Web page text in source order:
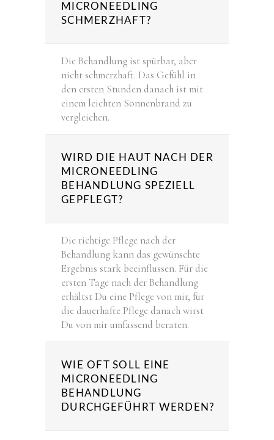
MICRONEEDLING
SCHMERZHAFT?
Die Behandlung ist spürbar, aber
nicht schmerzhaft. Das Gefühl in
den ersten Stunden danach ist mit
einem leichten Sonnenbrand zu
vergleichen.
WIRD DIE HAUT NACH DER
MICRONEEDLING
BEHANDLUNG SPEZIELL
GEPFLEGT?
Die richtige Pflege nach der
Behandlung kann das gewünschte
Ergebnis stark beeinflussen. Für die
ersten Tage nach der Behandlung
erhältst Du eine Pflege von mir, für
die dauerhafte Pflege danach wirst
Du von mir umfassend beraten.
WIE OFT SOLL EINE
MICRONEEDLING
BEHANDLUNG
DURCHGEFÜHRT WERDEN?